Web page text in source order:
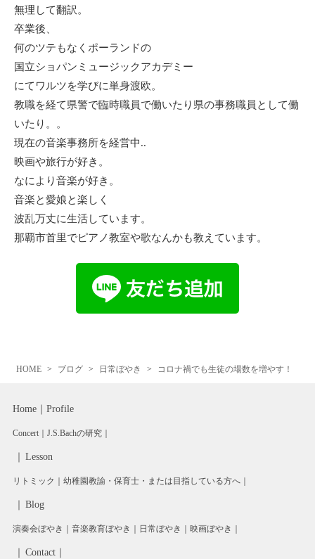
無理して翻訳。
卒業後、
何のツテもなくポーランドの
国立ショパンミュージックアカデミー
にてワルツを学びに単身渡欧。
教職を経て県警で臨時職員で働いたり県の事務職員として働
いたり。。
現在の音楽事務所を経営中..
映画や旅行が好き。
なにより音楽が好き。
音楽と愛娘と楽しく
波乱万丈に生活しています。
那覇市首里でピアノ教室や歌なんかも教えています。
HOME ブログ 日常ぼやき コロナ禍でも生徒の場数を増やす！
Home Profile
Concert J.S.Bachの研究
Lesson
リトミック 幼稚園教諭・保育士・または目指している方へ
Blog
演奏会ぼやき 音楽教育ぼやき 日常ぼやき 映画ぼやき
Contact